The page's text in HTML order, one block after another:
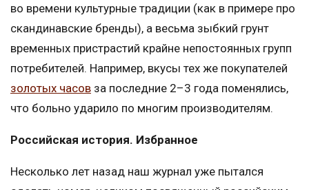
во времени культурные традиции (как в примере про
скандинавские бренды), а весьма зыбкий грунт
временных пристрастий крайне непостоянных групп
потребителей. Например, вкусы тех же покупателей
золотых часов за последние 2–3 года поменялись,
что больно ударило по многим производителям.
Российская история. Избранное
Несколько лет назад наш журнал уже пытался